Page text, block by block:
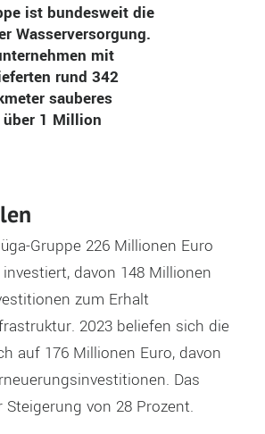
ist bundesweit die
Wasserversorgung.
mit
rund 342
sauberes
über 1 Million
Gruppe 226 Millionen Euro
davon 148 Millionen
zum Erhalt
2023 beliefen sich die
auf 176 Millionen Euro, davon
Das
von 28 Prozent.